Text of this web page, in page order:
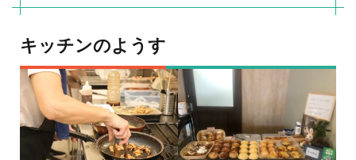
キッチンのようす